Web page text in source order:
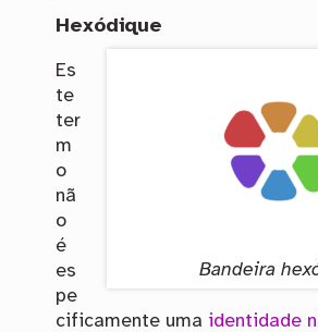
Hexódique
Bandeira
Es
te
ter
m
o
nã
o
é
es
pe
cificamente uma identidade